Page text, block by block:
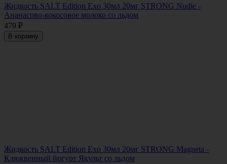
Жидкость SALT Edition Exo 30мл 20мг STRONG Nudie -
Ананасово-кокосовое молоко со льдом
479 ₽
В корзину
Жидкость SALT Edition Exo 30мл 20мг STRONG Magneta -
Клюквенный йогурт Якульт со льдом